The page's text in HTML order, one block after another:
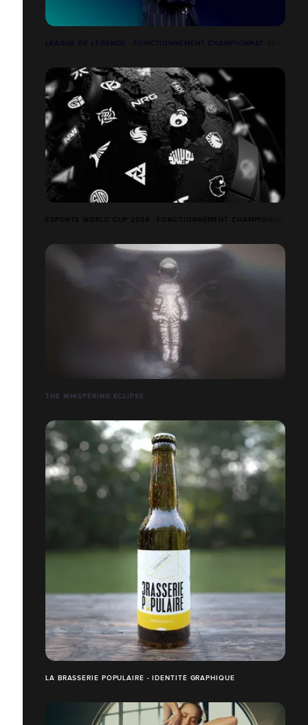
LEAGUE OF LEGENDS : FONCTIONNEMENT CHAMPIONNAT 2024
ESPORTS WORLD CUP 2024 : FONCTIONNEMENT CHAMPIONNAT
THE WHISPERING ECLIPSE
LA BRASSERIE POPULAIRE - IDENTITÉ GRAPHIQUE